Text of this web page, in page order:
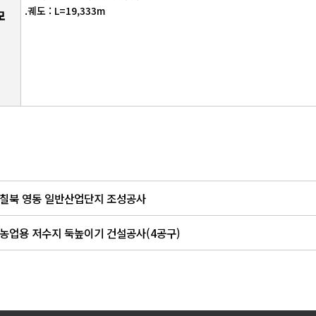
.궤도 : L=19,333m
칠북 영동 일반산업단지 조성공사
농업용 저수지 둑높이기 건설공사(4공구)